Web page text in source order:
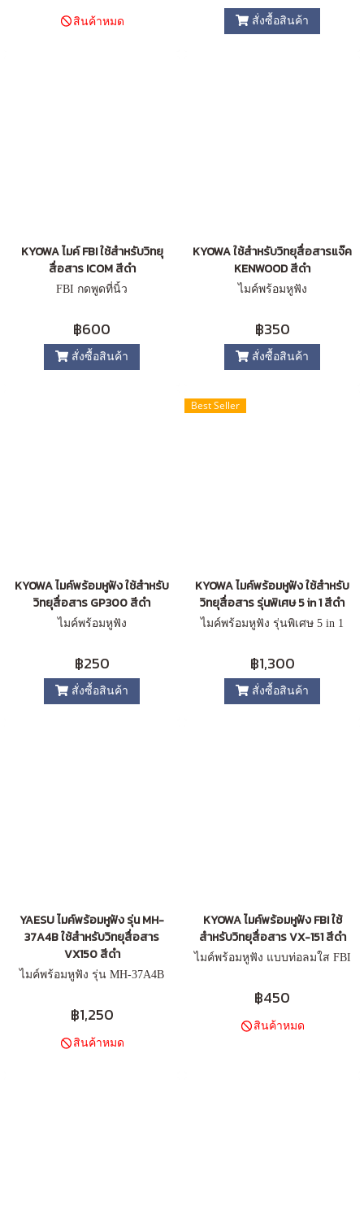
สินค้าหมด สั่งซื้อสินค้า
KYOWA ไมค์ FBI ใช้สำหรับวิทยุ
สื่อสาร ICOM สีดำ
FBI กดพูดที่นิ้ว
฿600
สั่งซื้อสินค้า
KYOWA ใช้สำหรับวิทยุสื่อสารแจ๊ค
KENWOOD สีดำ
ไมค์พร้อมหูฟัง
฿350
สั่งซื้อสินค้า
KYOWA ไมค์พร้อมหูฟัง ใช้สำหรับ
วิทยุสื่อสาร GP300 สีดำ
ไมค์พร้อมหูฟัง
฿250
สั่งซื้อสินค้า
Best Seller
KYOWA ไมค์พร้อมหูฟัง ใช้สำหรับ
วิทยุสื่อสาร รุ่นพิเศษ 5 in 1 สีดำ
ไมค์พร้อมหูฟัง รุ่นพิเศษ 5 in 1
฿1,300
สั่งซื้อสินค้า
YAESU ไมค์พร้อมหูฟัง รุ่น MH-
37A4B ใช้สำหรับวิทยุสื่อสาร
VX150 สีดำ
ไมค์พร้อมหูฟัง รุ่น MH-37A4B
฿1,250
สินค้าหมด
KYOWA ไมค์พร้อมหูฟัง FBI ใช้
สำหรับวิทยุสื่อสาร VX-151 สีดำ
ไมค์พร้อมหูฟัง แบบท่อลมใส FBI
฿450
สินค้าหมด